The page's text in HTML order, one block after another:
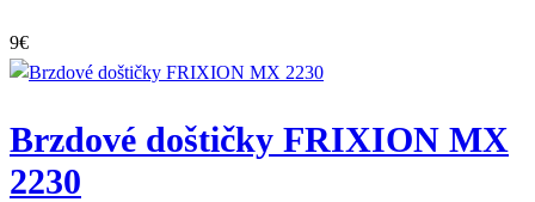
9€
Brzdové doštičky FRIXION MX
2230